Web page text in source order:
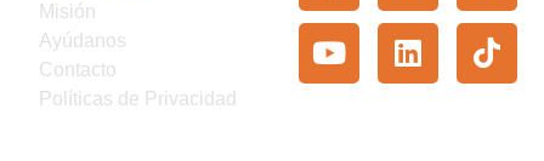
Misión
Ayúdanos
Contacto
Políticas de Privacidad